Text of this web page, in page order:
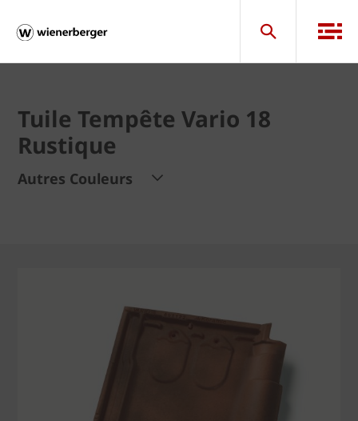
Tuile Tempête Vario 18
Rustique
Autres Couleurs